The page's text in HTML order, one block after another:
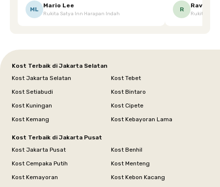
Ketika saya meminta keset karena sempat
terpeleset, permintaan tersebut langsung
ML
Mario Lee
Rukita Satya Inn Harapan Indah
mgkn saran dari air aja & kebersihan lebih di
R
Ravena
Rukita
Kost Terbaik di Jakarta Selatan
Kost Jakarta Selatan
Kost Tebet
Kost Setiabudi
Kost Bintaro
Kost Kuningan
Kost Cipete
Kost Kemang
Kost Kebayoran Lama
Kost Terbaik di Jakarta Pusat
Kost Jakarta Pusat
Kost Benhil
Kost Cempaka Putih
Kost Menteng
Kost Kemayoran
Kost Kebon Kacang